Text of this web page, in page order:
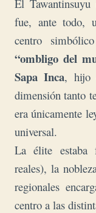
El
fue, ante todo,
centro
“ombligo del
Sapa Inca, hijo
dimensión tanto
era únicamente
universal.
La élite estaba
reales), la
regionales
centro a las